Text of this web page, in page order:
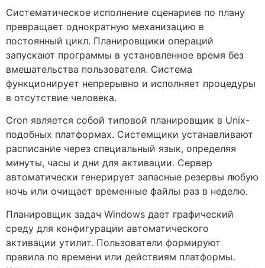
Систематическое исполнение сценариев по плану
превращает однократную механизацию в
постоянный цикл. Планировщики операций
запускают программы в установленное время без
вмешательства пользователя. Система
функционирует непрерывно и исполняет процедуры
в отсутствие человека.
Cron является собой типовой планировщик в Unix-
подобных платформах. Системщики устанавливают
расписание через специальный язык, определяя
минуты, часы и дни для активации. Сервер
автоматически генерирует запасные резервы любую
ночь или очищает временные файлы раз в неделю.
Планировщик задач Windows дает графический
среду для конфигурации автоматического
активации утилит. Пользователи формируют
правила по времени или действиям платформы.